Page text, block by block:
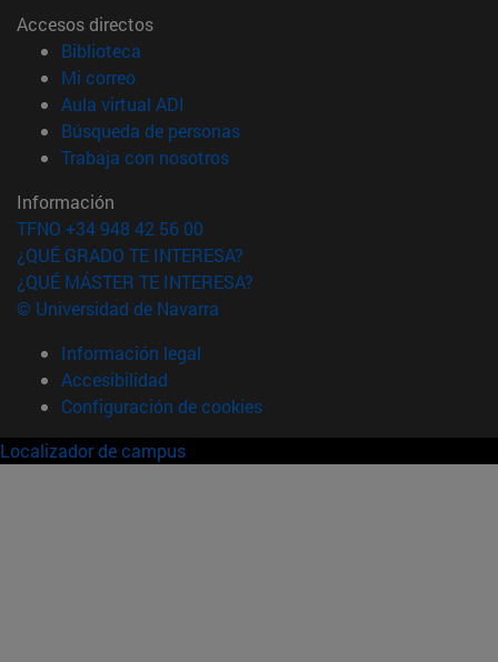
Accesos directos
Biblioteca
Mi correo(abre en nueva ventana)
Aula virtual ADI
Búsqueda de personas(abre en nueva ventana)
Trabaja con nosotros(abre en nueva ventana)
Información
TFNO +34 948 42 56 00
¿QUÉ GRADO TE INTERESA?
¿QUÉ MÁSTER TE INTERESA?
© Universidad de Navarra
Información legal
Accesibilidad
Configuración de cookies
Localizador de campus